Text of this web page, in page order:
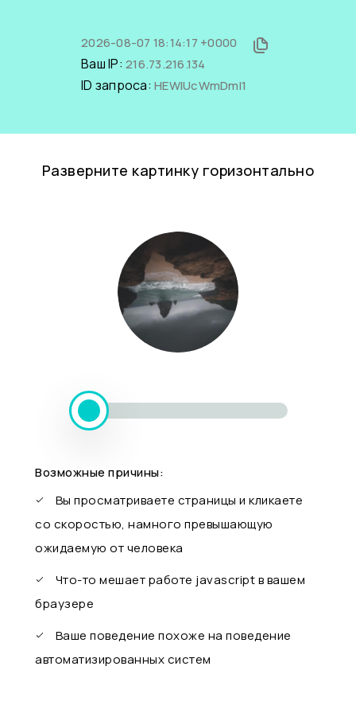
2026-08-07 18:14:17 +0000
Ваш IP: 216.73.216.134
ID запроса: HEWlUcWmDmI1
Разверните картинку горизонтально
Возможные причины:
Вы просматриваете страницы и кликаете
со скоростью, намного превышающую
ожидаемую от человека
Что-то мешает работе javascript в вашем
браузере
Ваше поведение похоже на поведение
автоматизированных систем